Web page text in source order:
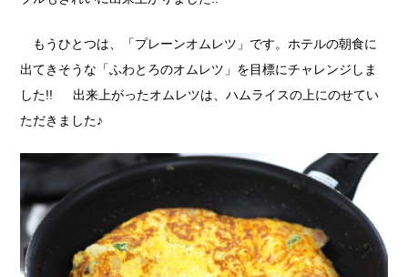
もうひとつは、「プレーンオムレツ」です。ホテルの朝食に
出てきそうな「ふわとろのオムレツ」を目標にチャレンジしま
した!! 出来上がったオムレツは、ハムライスの上にのせてい
ただきました♪